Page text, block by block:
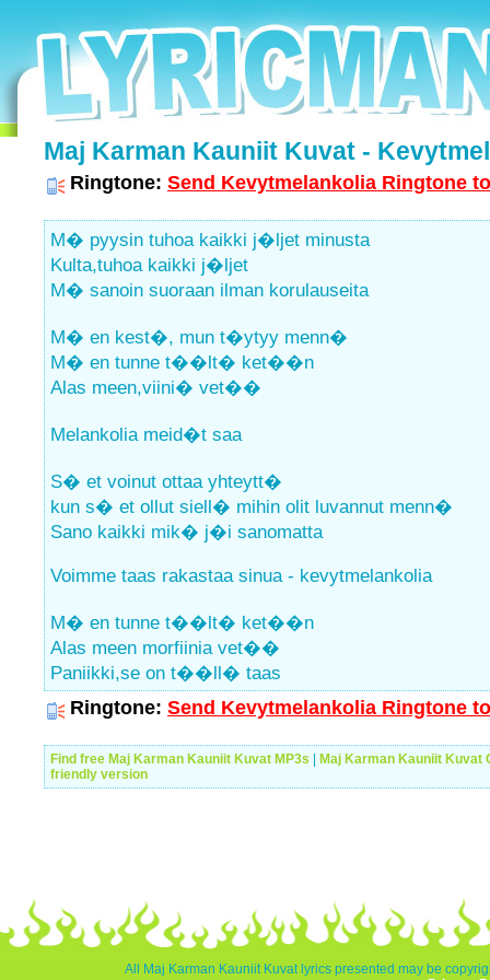
Maj Karman Kauniit Kuvat -
Ringtone: Send Kevytmelankolia Ringtone
M� pyysin tuhoa kaikki j�ljet minusta
Kulta,tuhoa kaikki j�ljet
M� sanoin suoraan ilman korulauseita
M� en kest�, mun t�ytyy menn�
M� en tunne t��lt� ket��n
Alas meen,viini� vet��
Melankolia meid�t saa
S� et voinut ottaa yhteytt�
kun s� et ollut siell� mihin olit luvannut menn�
Sano kaikki mik� j�i sanomatta
Voimme taas rakastaa sinua - kevytmelankolia
M� en tunne t��lt� ket��n
Alas meen morfiinia vet��
Paniikki,se on t��ll� taas
Ringtone: Send Kevytmelankolia Ringtone
Find free Maj Karman Kauniit Kuvat MP3s
Maj Karman Kauniit Kuvat
friendly version
All Maj Karman Kauniit Kuvat lyrics presented may be